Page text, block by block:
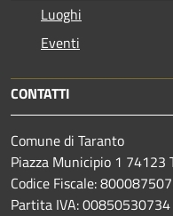
Luoghi
Eventi
CONTATTI
Comune di Taranto
Piazza Municipio 1
Codice Fiscale:
Partita IVA: 00850530734